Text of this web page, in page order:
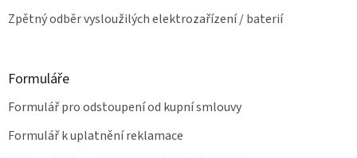
Zpětný odběr vysloužilých elektrozařízení / baterií
Formuláře
Formulář pro odstoupení od kupní smlouvy
Formulář k uplatnění reklamace